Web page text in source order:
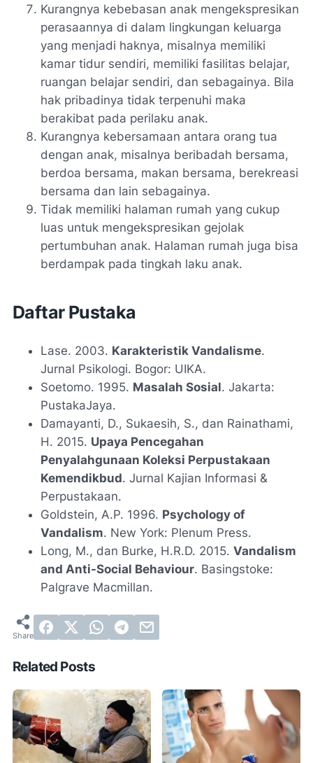
Kurangnya kebebasan anak mengekspresikan
perasaannya di dalam lingkungan keluarga
yang menjadi haknya, misalnya memiliki
kamar tidur sendiri, memiliki fasilitas belajar,
ruangan belajar sendiri, dan sebagainya. Bila
hak pribadinya tidak terpenuhi maka
berakibat pada perilaku anak.
Kurangnya kebersamaan antara orang tua
dengan anak, misalnya beribadah bersama,
berdoa bersama, makan bersama, berekreasi
bersama dan lain sebagainya.
Tidak memiliki halaman rumah yang cukup
luas untuk mengekspresikan gejolak
pertumbuhan anak. Halaman rumah juga bisa
berdampak pada tingkah laku anak.
Daftar Pustaka
Lase. 2003. Karakteristik Vandalisme.
Jurnal Psikologi. Bogor: UIKA.
Soetomo. 1995. Masalah Sosial. Jakarta:
PustakaJaya.
Damayanti, D., Sukaesih, S., dan Rainathami,
H. 2015. Upaya Pencegahan
Penyalahgunaan Koleksi Perpustakaan
Kemendikbud. Jurnal Kajian Informasi &
Perpustakaan.
Goldstein, A.P. 1996. Psychology of
Vandalism. New York: Plenum Press.
Long, M., dan Burke, H.R.D. 2015. Vandalism
and Anti-Social Behaviour. Basingstoke:
Palgrave Macmillan.
Related Posts